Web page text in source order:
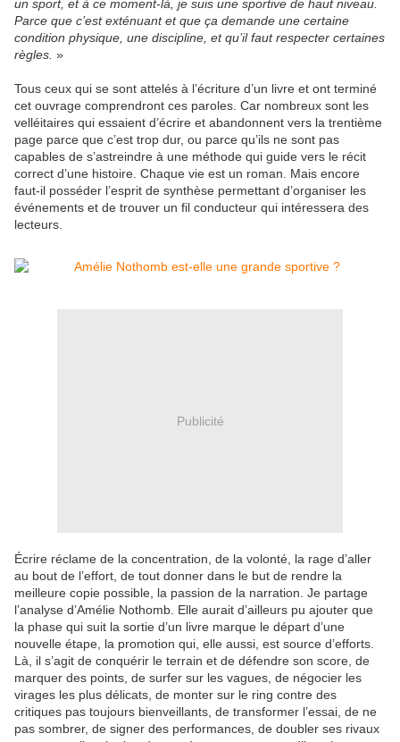
un sport, et à ce moment-là, je suis une sportive de haut niveau.
Parce que c’est exténuant et que ça demande une certaine
condition physique, une discipline, et qu’il faut respecter certaines
règles. »
Tous ceux qui se sont attelés à l’écriture d’un livre et ont terminé
cet ouvrage comprendront ces paroles. Car nombreux sont les
velléitaires qui essaient d’écrire et abandonnent vers la trentième
page parce que c’est trop dur, ou parce qu’ils ne sont pas
capables de s’astreindre à une méthode qui guide vers le récit
correct d’une histoire. Chaque vie est un roman. Mais encore
faut-il posséder l’esprit de synthèse permettant d’organiser les
événements et de trouver un fil conducteur qui intéressera des
lecteurs.
Publicité
Écrire réclame de la concentration, de la volonté, la rage d’aller
au bout de l’effort, de tout donner dans le but de rendre la
meilleure copie possible, la passion de la narration. Je partage
l’analyse d’Amélie Nothomb. Elle aurait d’ailleurs pu ajouter que
la phase qui suit la sortie d’un livre marque le départ d’une
nouvelle étape, la promotion qui, elle aussi, est source d’efforts.
Là, il s’agit de conquérir le terrain et de défendre son score, de
marquer des points, de surfer sur les vagues, de négocier les
virages les plus délicats, de monter sur le ring contre des
critiques pas toujours bienveillants, de transformer l’essai, de ne
pas sombrer, de signer des performances, de doubler ses rivaux